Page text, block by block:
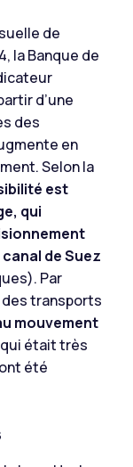
de
la Banque de
d’une
des
en
Selon la
est
qui
de Suez
Par
transports
mouvement
était très
été